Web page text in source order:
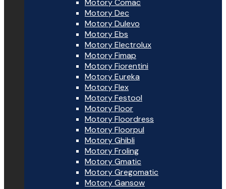
Motory Comac
Motory Dec
Motory Dulevo
Motory Ebs
Motory Electrolux
Motory Fimap
Motory Fiorentini
Motory Eureka
Motory Flex
Motory Festool
Motory Floor
Motory Floordress
Motory Floorpul
Motory Ghibli
Motory Froling
Motory Gmatic
Motory Gregomatic
Motory Gansow